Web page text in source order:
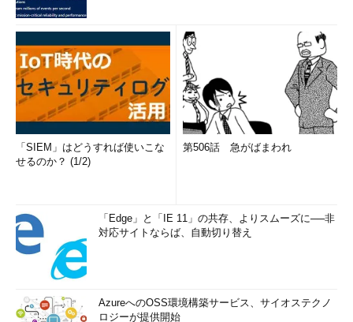
「SIEM」はどうすれば使いこな
せるのか？ (1/2)
第506話 急がばまわれ
「Edge」と「IE 11」の共存、よりスムーズに──非
対応サイトならば、自動切り替え
AzureへのOSS環境構築サービス、サイオステクノ
ロジーが提供開始